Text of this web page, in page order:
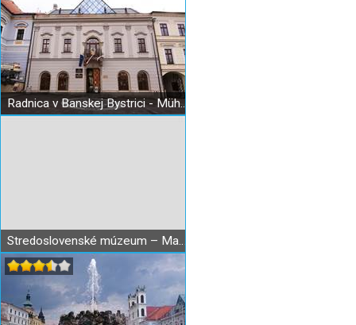
Radnica v Banskej Bystrici - Mühlsteinov dom
Stredoslovenské múzeum – Matejov dom